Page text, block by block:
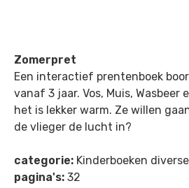
Zomerpret
Een interactief prentenboek
vanaf 3 jaar. Vos, Muis,
het is lekker warm. Ze willen
de vlieger de lucht in?
categorie: Kinderboeken
pagina's: 32